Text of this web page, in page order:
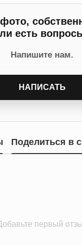
есть
Напишите нам.
НАПИСАТЬ
Поделиться в
первый